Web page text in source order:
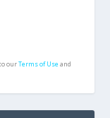
to ourTerms of Useand